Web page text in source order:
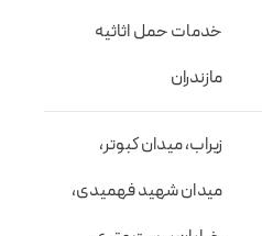
خدمات حمل اثاثیه
مازندران
زیراب، میدان کبوتر،
میدان شهید فهمیدی،